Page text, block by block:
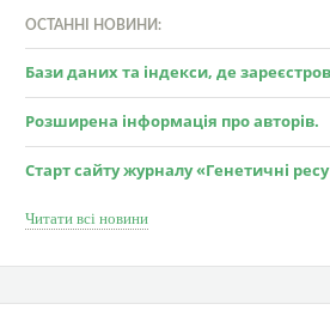
ОСТАННІ НОВИНИ:
Бази даних та індекси, де
Розширена інформація про авторів.
Старт сайту журналу «Генетичні
Читати всі новини